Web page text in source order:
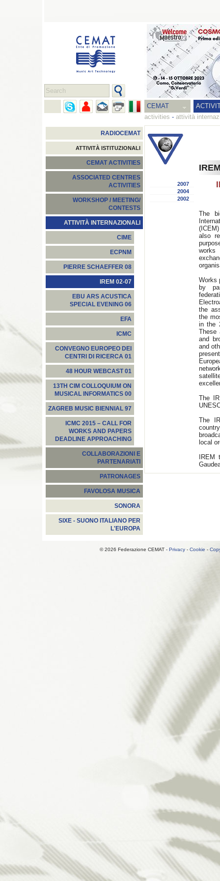
CEMAT
activities - attività
RADIOCEMAT
ATTIVITÀ ISTITUZIONALI
CEMAT ACTIVITIES
ASSOCIATED CENTRES
ACTIVITIES
WORKSHOP / MEETING/
CONTESTS
ATTIVITÀ INTERNAZIONALI
CIME
ECPNM
PIERRE SCHAEFFER 08
IREM 02-07
EBU ARS ACUSTICA
SPECIAL EVENING 06
EFA
ICMC
CONVEGNO EUROPEO DEI
CENTRI DI RICERCA 01
48 HOUR WEBCAST 01
13TH CIM COLLOQUIUM ON
MUSICAL INFORMATICS 00
ZAGREB MUSIC BIENNIAL 97
ICMC 2015 – CALL FOR
WORKS AND PAPERS
DEADLINE APPROACHING
COLLABORAZIONI E
PARTENARIATI
PATRONAGES
FAVOLOSA MUSICA
SONORA
SIXE - SUONO ITALIANO PER
L'EUROPA
2007
2004
2002
The
also
Works
by
the
the
in the
These
and
and
The
The
local
© 2026 Federazione CEMAT - Privacy - Cookie -